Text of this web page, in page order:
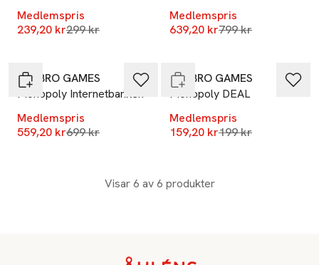
Medlemspris
239,20 krLägsta pris 30 dagar
299 kr
Medlemspris
639,20 krLägsta pris 30
799 kr
HASBRO GAMES
Monopoly Internetbanken
Medlemspris
559,20 krLägsta pris 30 dagar
699 kr
Nyhet
HASBRO GAMES
Monopoly DEAL
Medlemspris
159,20 krLägsta pris 30
199 kr
Visar 6 av 6 produkter